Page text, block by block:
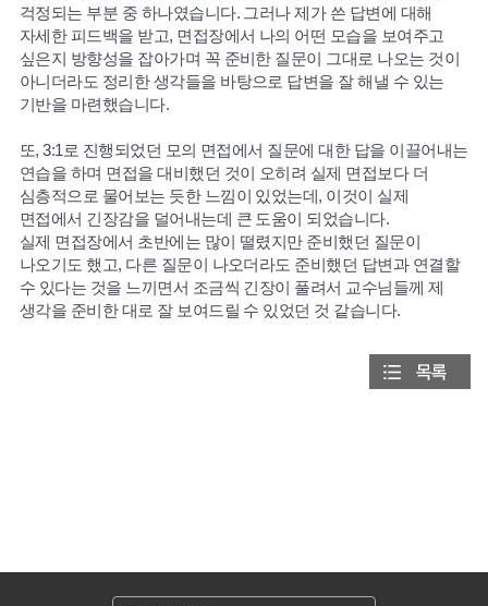
걱정되는 부분 중 하나였습니다. 그러나 제가 쓴 답변에 대해
자세한 피드백을 받고, 면접장에서 나의 어떤 모습을 보여주고
싶은지 방향성을 잡아가며 꼭 준비한 질문이 그대로 나오는 것이
아니더라도 정리한 생각들을 바탕으로 답변을 잘 해낼 수 있는
기반을 마련했습니다.
또, 3:1로 진행되었던 모의 면접에서 질문에 대한 답을 이끌어내는
연습을 하며 면접을 대비했던 것이 오히려 실제 면접보다 더
심층적으로 물어보는 듯한 느낌이 있었는데, 이것이 실제
면접에서 긴장감을 덜어내는데 큰 도움이 되었습니다.
실제 면접장에서 초반에는 많이 떨렸지만 준비했던 질문이
나오기도 했고, 다른 질문이 나오더라도 준비했던 답변과 연결할
수 있다는 것을 느끼면서 조금씩 긴장이 풀려서 교수님들께 제
생각을 준비한 대로 잘 보여드릴 수 있었던 것 같습니다.